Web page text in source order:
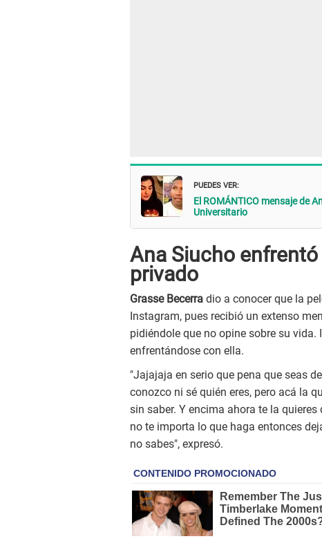
PUEDES VER:
El ROMÁNTICO mensaje de
Universitario
Ana Siucho
privado
Grasse Becerra dio a conocer que la
Instagram, pues recibió un extenso
pidiéndole que no opine sobre su
enfrentándose con ella.
"Jajajaja en serio que pena que seas
conozco ni sé quién eres, pero acá la
sin saber. Y encima ahora te la
no te importa lo que haga entonces
no sabes", expresó.